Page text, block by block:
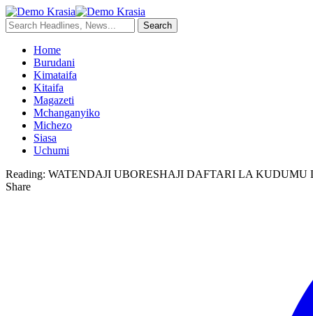
Home
Burudani
Kimataifa
Kitaifa
Magazeti
Mchanganyiko
Michezo
Siasa
Uchumi
Reading: WATENDAJI UBORESHAJI DAFTARI LA
Share